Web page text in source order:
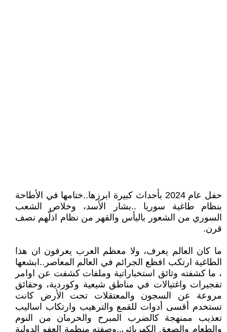
حفل عام 2024 بأحداث كبيرة ابرزها..ختامها في الأطاحة
بنظام طاغية سوريا ..بشار الأسد، وخلاص الشعب
السوري من الشعور باليأس والقهر من نظام اذلّهم نصف
قرن.
ما كان العالم يعرف، ولا معظم العرب يعرفون ان هذا
الطاغية ارتكب افظع الجرائم في العالم المعاصر..ابشعها
، ما كشفته وثائق استخباراتية وملفات كشفت عن اوامر
تفجيرات واغتيالات في مناطق شيعية وكوردية، وحقائق
مروعة عن السجون والمعتقلات تحت الأرض كانت
تستخدم أقسى أدوات للقمع والترهيب وارتكاب اساليب
تعذيب ممنهجة كالضرب المبرح والحرمان من النوم
والطعام والصعق الكهربائي..وصفته منظمة العفو الدولية